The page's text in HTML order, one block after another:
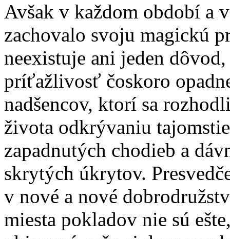
Avšak v každom období a
zachovalo svoju magickú
neexistuje ani jeden
príťažlivosť čoskoro
nadšencov, ktorí sa
života odkrývaniu
zapadnutých chodieb a
skrytých úkrytov.
v nové a nové
miesta pokladov nie sú